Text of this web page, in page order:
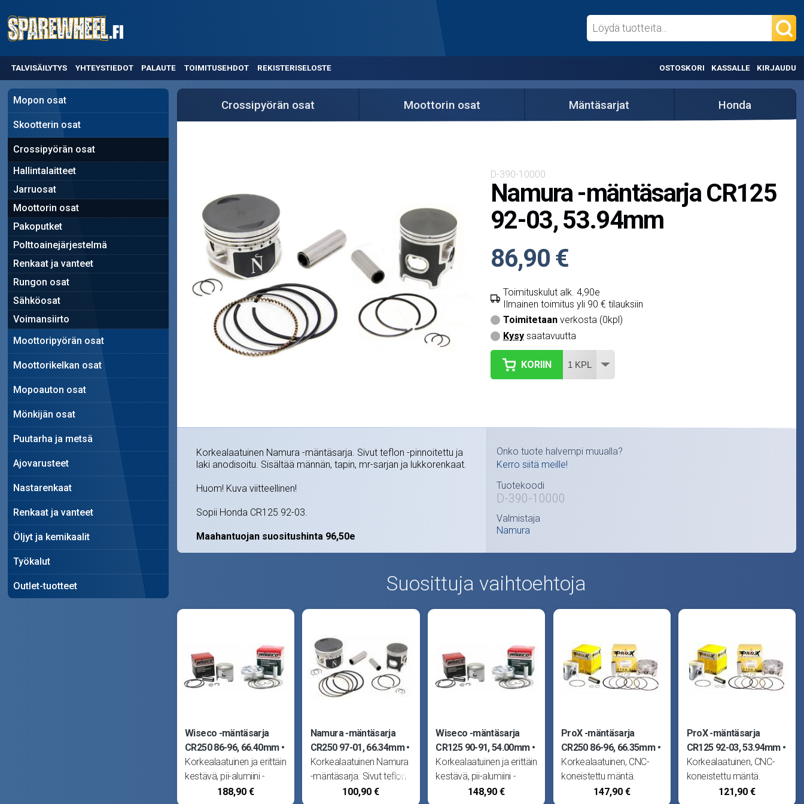
TALVISÄILYTYS YHTEYSTIEDOT PALAUTE TOIMITUSEHDOT REKISTERISELOSTE OSTOSKORI KASSALLE KIRJAUDU
Mopon osat
Skootterin osat
Crossipyörän osat
Hallintalaitteet
Jarruosat
Moottorin osat
Pakoputket
Polttoainejärjestelmä
Renkaat ja vanteet
Rungon osat
Sähköosat
Voimansiirto
Moottoripyörän osat
Moottorikelkan osat
Mopoauton osat
Mönkijän osat
Puutarha ja metsä
Ajovarusteet
Nastarenkaat
Renkaat ja vanteet
Öljyt ja kemikaalit
Työkalut
Outlet-tuotteet
Crossipyörän osat Moottorin osat Mäntäsarjat Honda
D-390-10000
Namura -mäntäsarja CR125
92-03, 53.94mm
86,90 €
Toimituskulut alk. 4,90e
Ilmainen toimitus yli 90 € tilauksiin
Toimitetaanverkosta (0kpl)
Kysysaatavuutta
KORIIN
Korkealaatuinen Namura -mäntäsarja. Sivut teflon -pinnoitettu ja
laki anodisoitu. Sisältää männän, tapin, mr-sarjan ja lukkorenkaat.
Huom! Kuva viitteellinen!
Sopii Honda CR125 92-03.
Maahantuojan suositushinta 96,50e
Onko tuote halvempi muualla?
Kerro siitä meille!
Tuotekoodi
D-390-10000
Valmistaja
Namura
Suosittuja vaihtoehtoja
Wiseco -mäntäsarja
CR250 86-96, 66.40mm
Korkealaatuinen ja erittäin
kestävä, pii-alumiini -
seoksesta valmistettu
188,90 €
Namura -mäntäsarja
CR250 97-01, 66.34mm
Korkealaatuinen Namura
-mäntäsarja. Sivut teflon -
pinnoitettu ja laki
100,90 €
Wiseco -mäntäsarja
CR125 90-91, 54.00mm
Korkealaatuinen ja erittäin
kestävä, pii-alumiini -
seoksesta valmistettu
148,90 €
ProX -mäntäsarja
CR250 86-96, 66.35mm
Korkealaatuinen, CNC-
koneistettu mäntä.
Ykkösvaihtoehto
147,90 €
ProX -mäntäsarja
CR125 92-03, 53.94mm
Korkealaatuinen, CNC-
koneistettu mäntä.
Ykkösvaihtoehto
121,90 €